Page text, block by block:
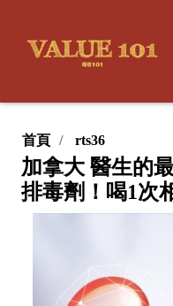
首頁 rts36
加拿大 醫生的
排毒劑！喝1次